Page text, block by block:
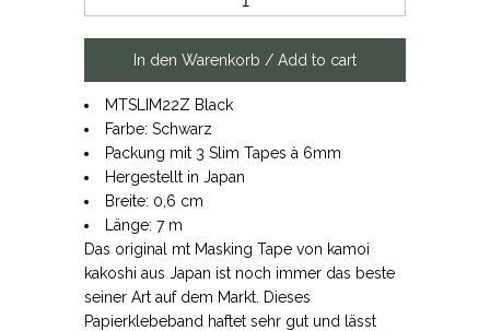
MTSLIM22Z Black
Farbe: Schwarz
Packung mit 3 Slim Tapes à 6mm
Hergestellt in Japan
Breite: 0,6 cm
Länge: 7 m
Das original mt Masking Tape von kamoi
kakoshi aus Japan ist noch immer das beste
seiner Art auf dem Markt. Dieses
Papierklebeband haftet sehr gut und lässt